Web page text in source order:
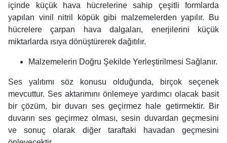
içinde küçük hava hücrelerine sahip çeşitli formlarda
yapılan vinil nitril köpük gibi malzemelerden yapılır. Bu
hücrelere çarpan hava dalgaları, enerjilerini küçük
miktarlarda ısıya dönüştürerek dağıtılır.
Malzemelerin Doğru Şekilde Yerleştirilmesi Sağlanır.
Ses yalıtımı söz konusu olduğunda, birçok seçenek
mevcuttur. Ses aktarımını önlemeye yardımcı olacak basit
bir çözüm, bir duvarı ses geçirmez hale getirmektir. Bir
duvarın ses geçirmez olması, sesin duvardan geçmesini
ve sonuç olarak diğer taraftaki havadan geçmesini